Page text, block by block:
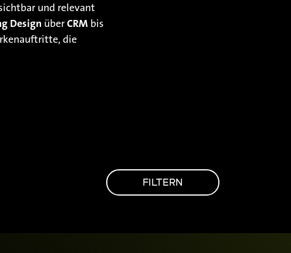
und relevant
Design überCRM bis
die
FILTERN